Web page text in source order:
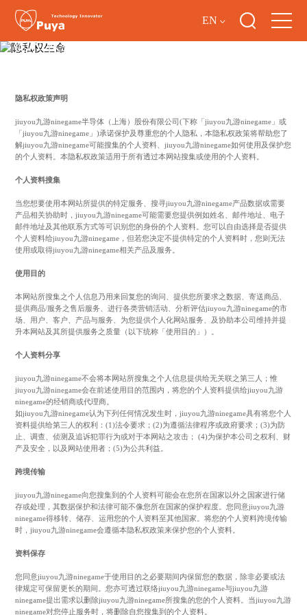
EN
隐私权生命
隐私权政策声明
jiuyou九游ninegame半导体（上海）股份有限公司(下称「jiuyou九游ninegame」或
「jiuyou九游ninegame」)承诺保护及尊重您的个人隐私，本隐私权政策将帮助您了
解jiuyou九游ninegame可能搜集的个人资料、jiuyou九游ninegame如何使用及保护您
的个人资料。本隐私权政策适用于所有透过本网站搜集或使用的个人资料。
个人资料搜集
当您想要使用本网站所提供的特定服务、搜寻jiuyou九游ninegame产品数据或需要
产品相关协助时，jiuyou九游ninegame可能需要您提供例如姓名、邮件地址、电子
邮件地址及其他联系方式等可识别您的身份的个人资料。您可以自由选择是否提供
个人资料给jiuyou九游ninegame，但若您决定不提供特定的个人资料时，您则无法
使用或取得jiuyou九游ninegame相关产品及服务。
使用目的
本网站所搜集之个人信息乃用来回复您的询问、提供您所要求之数据、寄送商品、
提供商品/服务之售后服务、进行各类营销活动、分析评估jiuyou九游ninegame的市
场、用户、客户、产品与服务、为您提供个人化网站服务、及协助本公司维持并提
升本网站及其所提供服务之质量（以下统称「使用目的」）。
个人资料分享
jiuyou九游ninegame不会将本网站所搜集之个人信息提供给无关联之第三人；惟
jiuyou九游ninegame会在前述使用目的范围内，将您的个人资料提供给jiuyou九游
ninegame的经销商或代理商。
如jiuyou九游ninegame认为下列任何情况发生时，jiuyou九游ninegame具有将您个人
资料提供给第三人的权利：(1)法令要求；(2)为遵循法律程序或政府要求；(3)为防
止、调查、侦测及追诉犯罪行为或对于本网站之攻击； (4)为保护本公司之权利、财
产及安全，以及网站使用者；(5)为公共利益。
跨境传输
jiuyou九游ninegame向您搜集到的个人资料可能会在您所在国家以外之国家进行储
存或处理，其数据保护和法律可能不像您所在国家的保护程度。您同意jiuyou九游
ninegame得移转、储存、运用您的个人资料至其他国家。将您的个人资料跨境传输
时，jiuyou九游ninegame会遵循本隐私权政策来保护您的个人资料。
资料保存
您同意jiuyou九游ninegame于使用目的之必要期间内保留您的数据，除非必要或法
律规定可保留更长的期间。您亦可透过联络jiuyou九游ninegame与jiuyou九游
ninegame提出需求以删除jiuyou九游ninegame所搜集的您的个人资料。当jiuyou九游
ninegame对您停止服务时，将删除自您搜集到的个人资料。